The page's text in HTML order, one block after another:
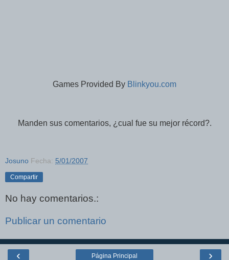
Games Provided By Blinkyou.com
Manden sus comentarios, ¿cual fue su mejor récord?.
Josuno Fecha: 5/01/2007
Compartir
No hay comentarios.:
Publicar un comentario
‹ ›
Página Principal